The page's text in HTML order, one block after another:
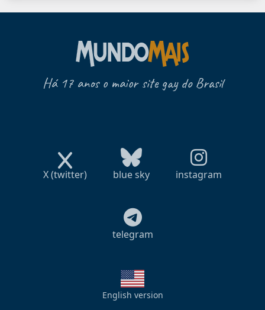
Há 17 anos o maior site gay do Brasil
X (twitter) blue sky instagram
telegram
English version